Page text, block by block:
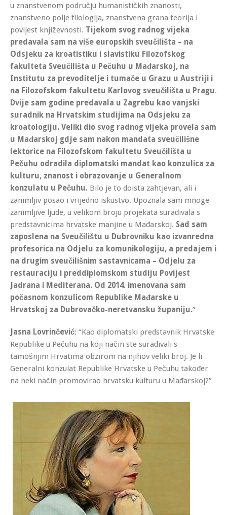
u znanstvenom području humanističkih znanosti,
znanstveno polje filologija, znanstvena grana teorija i
povijest književnosti. Tijekom svog radnog vijeka
predavala sam na više europskih sveučilišta – na
Odsjeku za kroatistiku i slavistiku Filozofskog
fakulteta Sveučilišta u Pečuhu u Mađarskoj, na
Institutu za prevoditelje i tumače u Grazu u Austriji i
na Filozofskom fakultetu Karlovog sveučilišta u Pragu.
Dvije sam godine predavala u Zagrebu kao vanjski
suradnik na Hrvatskim studijima na Odsjeku za
kroatologiju. Veliki dio svog radnog vijeka provela sam
u Mađarskoj gdje sam nakon mandata sveučilišne
lektorice na Filozofskom fakultetu Sveučilišta u
Pečuhu odradila diplomatski mandat kao konzulica za
kulturu, znanost i obrazovanje u Generalnom
konzulatu u Pečuhu. Bilo je to doista zahtjevan, ali i
zanimljiv posao i vrijedno iskustvo. Upoznala sam mnoge
zanimljive ljude, u velikom broju projekata surađivala s
predstavnicima hrvatske manjine u Mađarskoj. Sad sam
zaposlena na Sveučilištu u Dubrovniku kao izvanredna
profesorica na Odjelu za komunikologiju, a predajem i
na drugim sveučilišnim sastavnicama – Odjelu za
restauraciju i preddiplomskom studiju Povijest
Jadrana i Mediterana. Od 2014. imenovana sam
počasnom konzulicom Republike Mađarske u
Hrvatskoj za Dubrovačko-neretvansku županiju.”
Jasna Lovrinčević: “Kao diplomatski predstavnik Hrvatske
Republike u Pečuhu na koji način ste surađivali s
tamošnjim Hrvatima obzirom na njihov veliki broj. Je li
Generalni konzulat Republike Hrvatske u Pečuhu također
na neki način promovirao hrvatsku kulturu u Mađarskoj?”